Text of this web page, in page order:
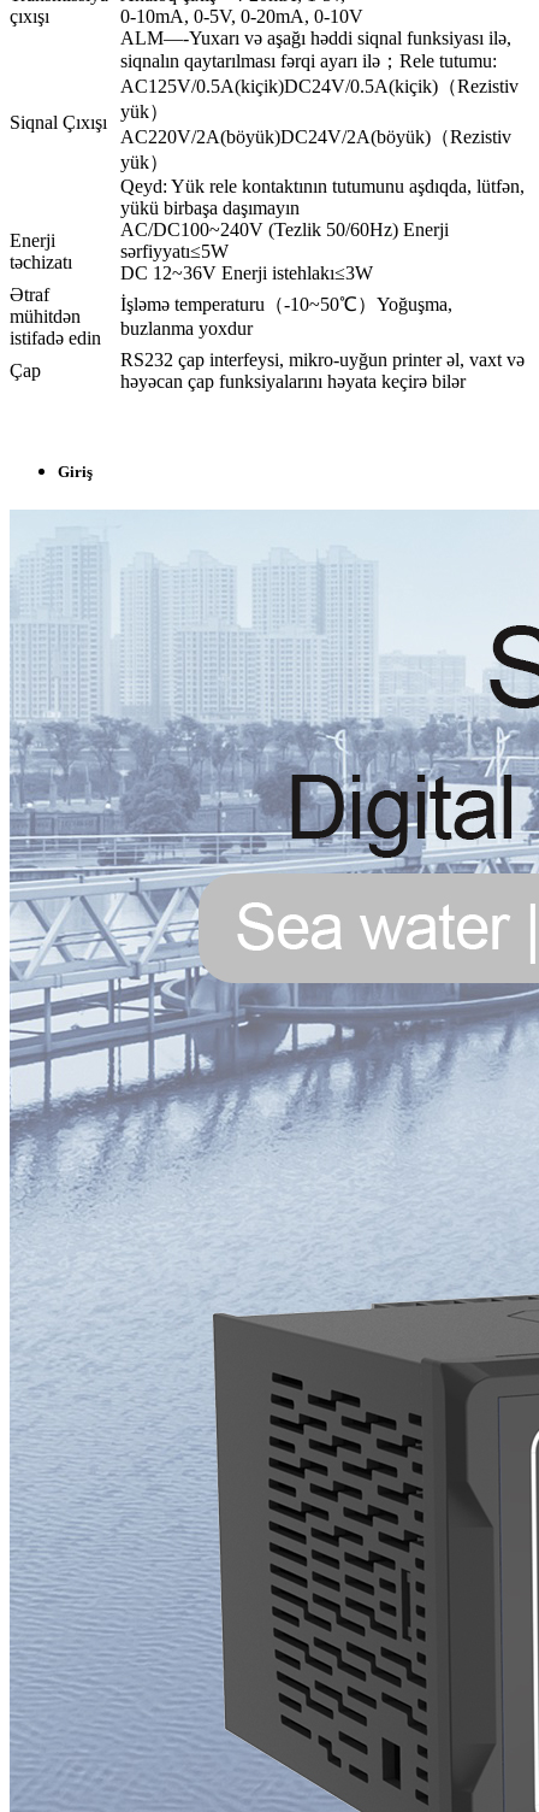
çıxışı
0-10mA, 0-5V, 0-20mA, 0-10V
Siqnal Çıxışı
ALM—-Yuxarı və aşağı həddi siqnal funksiyası ilə,
siqnalın qaytarılması fərqi ayarı ilə；Rele tutumu:
AC125V/0.5A(kiçik)DC24V/0.5A(kiçik)（Rezistiv
yük）
AC220V/2A(böyük)DC24V/2A(böyük)（Rezistiv
yük）
Qeyd: Yük rele kontaktının tutumunu aşdıqda, lütfən,
yükü birbaşa daşımayın
Enerji
təchizatı
AC/DC100~240V (Tezlik 50/60Hz) Enerji
sərfiyyatı≤5W
DC 12~36V Enerji istehlakı≤3W
Ətraf
mühitdən
istifadə edin
İşləmə temperaturu（-10~50℃）Yoğuşma,
buzlanma yoxdur
Çap
RS232 çap interfeysi, mikro-uyğun printer əl, vaxt və
həyəcan çap funksiyalarını həyata keçirə bilər
Giriş